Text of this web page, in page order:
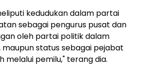
kedudukan dalam partai
sebagai pengurus pusat dan
oleh partai politik dalam
maupun status sebagai pejabat
melalui pemilu," terang dia.